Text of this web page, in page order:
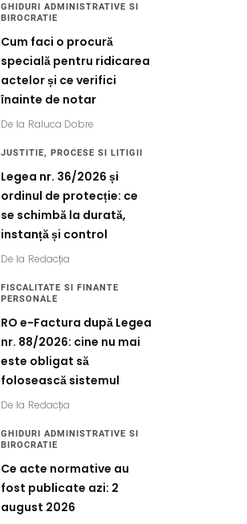
GHIDURI ADMINISTRATIVE SI
BIROCRATIE
Cum faci o procură
specială pentru ridicarea
actelor și ce verifici
înainte de notar
De la Raluca Dobre
JUSTITIE, PROCESE SI LITIGII
Legea nr. 36/2026 și
ordinul de protecție: ce
se schimbă la durată,
instanță și control
De la Redacția
FISCALITATE SI FINANTE
PERSONALE
RO e-Factura după Legea
nr. 88/2026: cine nu mai
este obligat să
folosească sistemul
De la Redacția
GHIDURI ADMINISTRATIVE SI
BIROCRATIE
Ce acte normative au
fost publicate azi: 2
august 2026